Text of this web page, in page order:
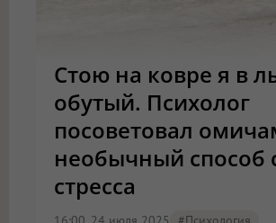
Стою на ковре я в
обутый. Психолог
посоветовал
необычный способ
стресса